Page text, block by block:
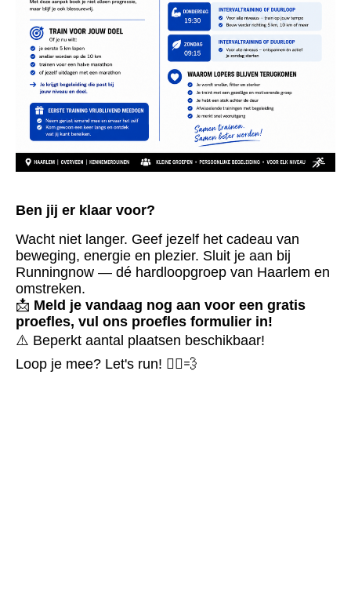
Ben jij er klaar voor?
Wacht niet langer. Geef jezelf het cadeau van
beweging, energie en plezier. Sluit je aan bij
Runningnow — dé hardloopgroep van Haarlem en
omstreken.
📩 Meld je vandaag nog aan voor een gratis
proefles, vul ons proefles formulier in!
⚠️ Beperkt aantal plaatsen beschikbaar!
Loop je mee? Let's run! 🏃‍♀️💨